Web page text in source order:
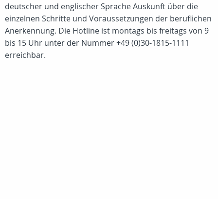
deutscher und englischer Sprache Auskunft über die
einzelnen Schritte und Voraussetzungen der beruflichen
Anerkennung. Die Hotline ist montags bis freitags von 9
bis 15 Uhr unter der Nummer +49 (0)30-1815-1111
erreichbar.